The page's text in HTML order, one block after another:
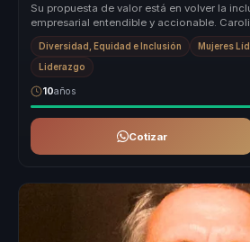
Su propuesta de valor está en volver la
empresarial entendible y accionable.
géner...
Diversidad, Equidad e Inclusión Mujeres
Liderazgo
10años
Cotizar